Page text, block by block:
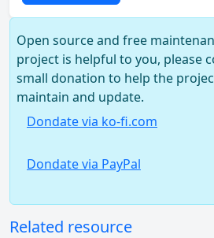
Open source and free
project is helpful to you, please
small donation to help the
maintain and update.
Dondate via ko-fi.com
Dondate via PayPal
Related resource